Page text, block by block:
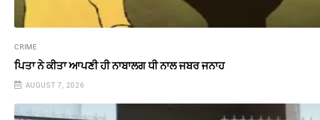
CRIME
ਪਿਤਾ ਨੇ ਕੀਤਾ ਆਪਣੀ ਹੀ ਨਾਬਾਲਗ ਧੀ ਨਾਲ ਜਬਰ ਜਨਾਹ
AUGUST 7, 2026